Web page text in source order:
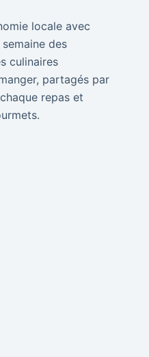
locale avec
des
culinaires
partagés par
repas et